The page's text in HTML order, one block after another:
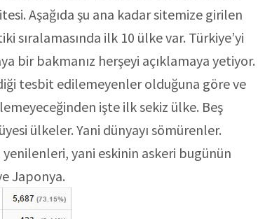
Aşağıda şu ana kadar sitemize girilen
sıralamasında ilk 10 ülke var. Türkiye’yi
bir bakmanız herşeyi açıklamaya yetiyor.
tesbit edilemeyenler olduğuna göre ve
işte ilk sekiz ülke. Beş
ülkeler. Yani dünyayı sömürenler.
yenilenleri, yani eskinin askeri bugünün
Japonya.